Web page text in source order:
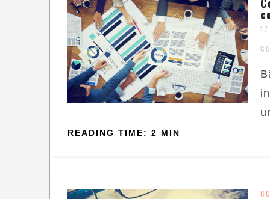
READING TIME: 2 MIN